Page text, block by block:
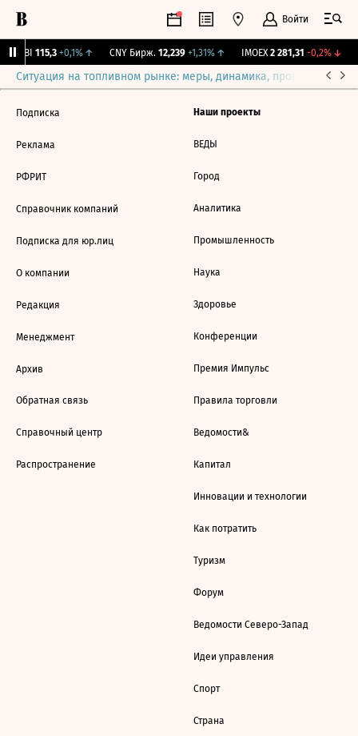
Войти
RGBI 115,3 +0,1%↑ CNY Бирж. 12,239 +1,31%↑ IMOEX 2 281,31 -0,2%↓
Ситуация на топливном рынке: меры, динамика, прогнозы
Подписка
Реклама
РФРИТ
Справочник компаний
Подписка для юр.лиц
О компании
Редакция
Менеджмент
Архив
Обратная связь
Справочный центр
Распространение
Наши проекты
ВЕДЫ
Город
Аналитика
Промышленность
Наука
Здоровье
Конференции
Премия Импульс
Правила торговли
Ведомости&
Капитал
Инновации и технологии
Как потратить
Туризм
Форум
Ведомости Северо-Запад
Идеи управления
Спорт
Страна